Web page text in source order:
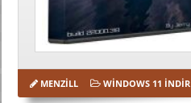
MENZILL WINDOWS 11 İNDIR